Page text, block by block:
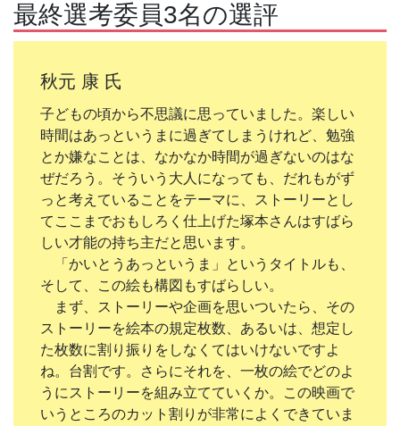
最終選考委員3名の選評
秋元 康 氏
子どもの頃から不思議に思っていました。楽しい
時間はあっというまに過ぎてしまうけれど、勉強
とか嫌なことは、なかなか時間が過ぎないのはな
ぜだろう。そういう大人になっても、だれもがず
っと考えていることをテーマに、ストーリーとし
てここまでおもしろく仕上げた塚本さんはすばら
しい才能の持ち主だと思います。
「かいとうあっというま」というタイトルも、
そして、この絵も構図もすばらしい。
まず、ストーリーや企画を思いついたら、その
ストーリーを絵本の規定枚数、あるいは、想定し
た枚数に割り振りをしなくてはいけないですよ
ね。台割です。さらにそれを、一枚の絵でどのよ
うにストーリーを組み立てていくか。この映画で
いうところのカット割りが非常によくできていま